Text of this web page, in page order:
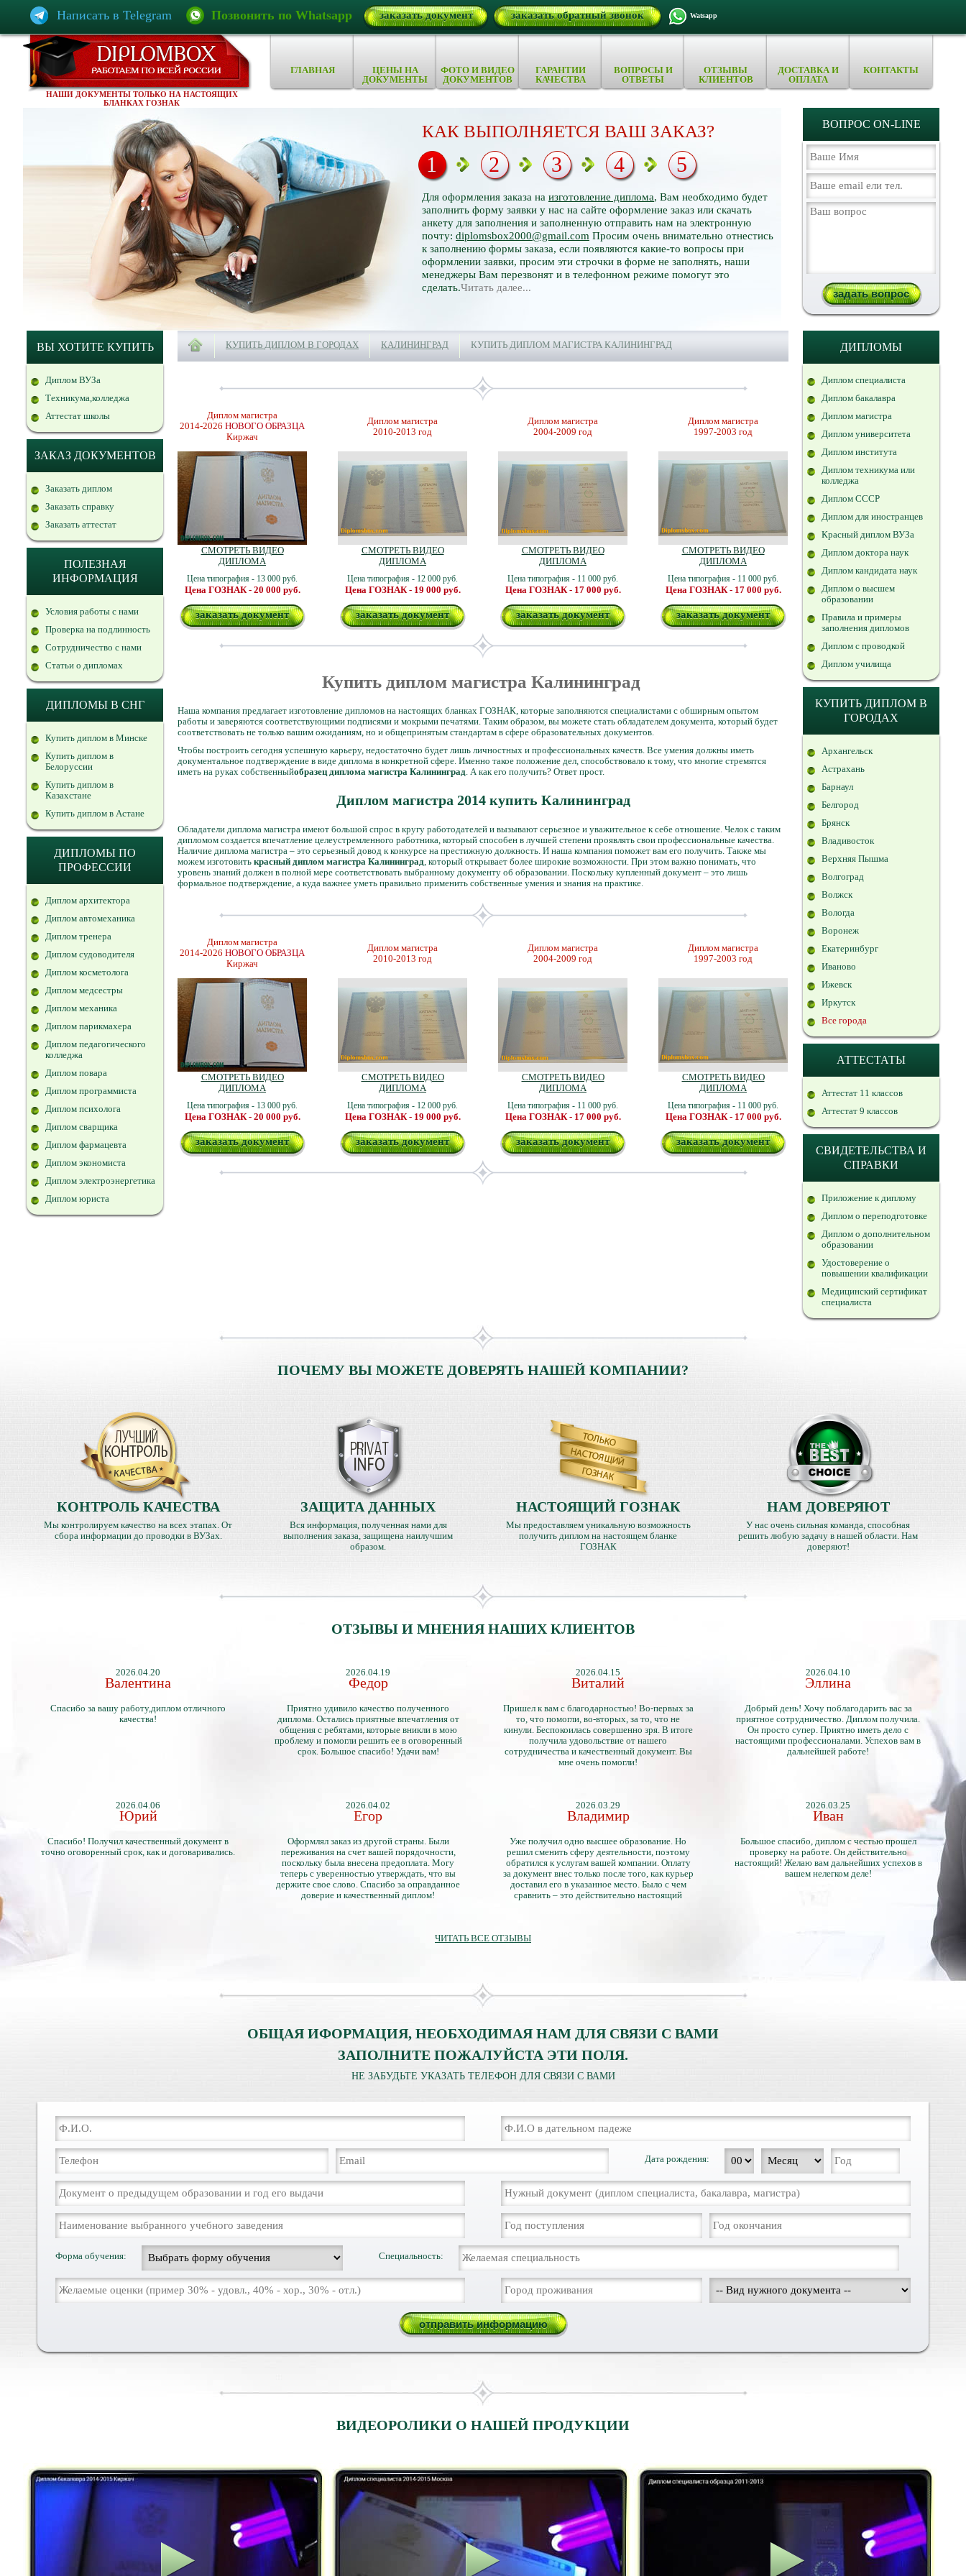
Написать в Telegram Позвонить по Whatsapp заказать документ заказать обратный звонок Watsapp
НАШИ ДОКУМЕНТЫ ТОЛЬКО НА НАСТОЯЩИХ
БЛАНКАХ ГОЗНАК
ГЛАВНАЯ
ЦЕНЫ НА
ДОКУМЕНТЫ
ФОТО И ВИДЕО
ДОКУМЕНТОВ
ГАРАНТИИ
КАЧЕСТВА
ВОПРОСЫ И
ОТВЕТЫ
ОТЗЫВЫ
КЛИЕНТОВ
ДОСТАВКА И
ОПЛАТА
КОНТАКТЫ
КАК ВЫПОЛНЯЕТСЯ ВАШ ЗАКАЗ?
Для оформления заказа на изготовление диплома, Вам необходимо будет
заполнить форму заявки у нас на сайте оформление заказ или скачать
анкету для заполнения и заполненную отправить нам на электронную
почту: diplomsbox2000@gmail.com Просим очень внимательно отнестись
к заполнению формы заказа, если появляются какие-то вопросы при
оформлении заявки, просим эти строчки в форме не заполнять, наши
менеджеры Вам перезвонят и в телефонном режиме помогут это
сделать.Читать далее...
1 2 3 4 5
ВОПРОС ON-LINE
ВЫ ХОТИТЕ КУПИТЬ
Диплом ВУЗа
Техникума,колледжа
Аттестат школы
ЗАКАЗ ДОКУМЕНТОВ
Заказать диплом
Заказать справку
Заказать аттестат
ПОЛЕЗНАЯ
ИНФОРМАЦИЯ
Условия работы с нами
Проверка на подлинность
Сотрудничество с нами
Статьи о дипломах
ДИПЛОМЫ В СНГ
Купить диплом в Минске
Купить диплом в
Белоруссии
Купить диплом в
Казахстане
Купить диплом в Астане
ДИПЛОМЫ ПО
ПРОФЕССИИ
Диплом архитектора
Диплом автомеханика
Диплом тренера
Диплом судоводителя
Диплом косметолога
Диплом медсестры
Диплом механика
Диплом парикмахера
Диплом педагогического
колледжа
Диплом повара
Диплом программиста
Диплом психолога
Диплом сварщика
Диплом фармацевта
Диплом экономиста
Диплом электроэнергетика
Диплом юриста
КУПИТЬ ДИПЛОМ В ГОРОДАХ КАЛИНИНГРАД КУПИТЬ ДИПЛОМ МАГИСТРА КАЛИНИНГРАД
Диплом магистра
2014-2026 НОВОГО ОБРАЗЦА
Киржач
СМОТРЕТЬ ВИДЕО
ДИПЛОМА
Цена типография - 13 000 руб.
Цена ГОЗНАК - 20 000 руб.
заказать документ
Диплом магистра
2010-2013 год
СМОТРЕТЬ ВИДЕО
ДИПЛОМА
Цена типография - 12 000 руб.
Цена ГОЗНАК - 19 000 руб.
заказать документ
Диплом магистра
2004-2009 год
СМОТРЕТЬ ВИДЕО
ДИПЛОМА
Цена типография - 11 000 руб.
Цена ГОЗНАК - 17 000 руб.
заказать документ
Диплом магистра
1997-2003 год
СМОТРЕТЬ ВИДЕО
ДИПЛОМА
Цена типография - 11 000 руб.
Цена ГОЗНАК - 17 000 руб.
заказать документ
Купить диплом магистра Калининград
Наша компания предлагает изготовление дипломов на настоящих бланках ГОЗНАК, которые заполняются специалистами с обширным опытом
работы и заверяются соответствующими подписями и мокрыми печатями. Таким образом, вы можете стать обладателем документа, который будет
соответствовать не только вашим ожиданиям, но и общепринятым стандартам в сфере образовательных документов.
Чтобы построить сегодня успешную карьеру, недостаточно будет лишь личностных и профессиональных качеств. Все умения должны иметь
документальное подтверждение в виде диплома в конкретной сфере. Именно такое положение дел, способствовало к тому, что многие стремятся
иметь на руках собственныйобразец диплома магистра Калининград. А как его получить? Ответ прост.
Диплом магистра 2014 купить Калининград
Обладатели диплома магистра имеют большой спрос в кругу работодателей и вызывают серьезное и уважительное к себе отношение. Челок с таким
дипломом создается впечатление целеустремленного работника, который способен в лучшей степени проявлять свои профессиональные качества.
Наличие диплома магистра – это серьезный довод к конкурсе на престижную должность. И наша компания поможет вам его получить. Также мы
можем изготовить красный диплом магистра Калининград, который открывает более широкие возможности. При этом важно понимать, что
уровень знаний должен в полной мере соответствовать выбранному документу об образовании. Поскольку купленный документ – это лишь
формальное подтверждение, а куда важнее уметь правильно применить собственные умения и знания на практике.
Диплом магистра
2014-2026 НОВОГО ОБРАЗЦА
Киржач
СМОТРЕТЬ ВИДЕО
ДИПЛОМА
Цена типография - 13 000 руб.
Цена ГОЗНАК - 20 000 руб.
заказать документ
Диплом магистра
2010-2013 год
СМОТРЕТЬ ВИДЕО
ДИПЛОМА
Цена типография - 12 000 руб.
Цена ГОЗНАК - 19 000 руб.
заказать документ
Диплом магистра
2004-2009 год
СМОТРЕТЬ ВИДЕО
ДИПЛОМА
Цена типография - 11 000 руб.
Цена ГОЗНАК - 17 000 руб.
заказать документ
Диплом магистра
1997-2003 год
СМОТРЕТЬ ВИДЕО
ДИПЛОМА
Цена типография - 11 000 руб.
Цена ГОЗНАК - 17 000 руб.
заказать документ
ДИПЛОМЫ
Диплом специалиста
Диплом бакалавра
Диплом магистра
Диплом университета
Диплом института
Диплом техникума или
колледжа
Диплом СССР
Диплом для иностранцев
Красный диплом ВУЗа
Диплом доктора наук
Диплом кандидата наук
Диплом о высшем
образовании
Правила и примеры
заполнения дипломов
Диплом с проводкой
Диплом училища
КУПИТЬ ДИПЛОМ В
ГОРОДАХ
Архангельск
Астрахань
Барнаул
Белгород
Брянск
Владивосток
Верхняя Пышма
Волгоград
Волжск
Вологда
Воронеж
Екатеринбург
Иваново
Ижевск
Иркутск
Все города
АТТЕСТАТЫ
Аттестат 11 классов
Аттестат 9 классов
СВИДЕТЕЛЬСТВА И
СПРАВКИ
Приложение к диплому
Диплом о переподготовке
Диплом о дополнительном
образовании
Удостоверение о
повышении квалификации
Медицинский сертификат
специалиста
ПОЧЕМУ ВЫ МОЖЕТЕ ДОВЕРЯТЬ НАШЕЙ КОМПАНИИ?
КОНТРОЛЬ КАЧЕСТВА
Мы контролируем качество на всех этапах. От
сбора информации до проводки в ВУЗах.
ЗАЩИТА ДАННЫХ
Вся информация, полученная нами для
выполнения заказа, защищена наилучшим
образом.
НАСТОЯЩИЙ ГОЗНАК
Мы предоставляем уникальную возможность
получить диплом на настоящем бланке
ГОЗНАК
НАМ ДОВЕРЯЮТ
У нас очень сильная команда, способная
решить любую задачу в нашей области. Нам
доверяют!
ОТЗЫВЫ И МНЕНИЯ НАШИХ КЛИЕНТОВ
2026.04.20
Валентина
Спасибо за вашу работу,диплом отличного
качества!
2026.04.19
Федор
Приятно удивило качество полученного
диплома. Остались приятные впечатления от
общения с ребятами, которые вникли в мою
проблему и помогли решить ее в оговоренный
срок. Большое спасибо! Удачи вам!
2026.04.15
Виталий
Пришел к вам с благодарностью! Во-первых за
то, что помогли, во-вторых, за то, что не
кинули. Беспокоилась совершенно зря. В итоге
получила удовольствие от нашего
сотрудничества и качественный документ. Вы
мне очень помогли!
2026.04.10
Эллина
Добрый день! Хочу поблагодарить вас за
приятное сотрудничество. Диплом получила.
Он просто супер. Приятно иметь дело с
настоящими профессионалами. Успехов вам в
дальнейшей работе!
2026.04.06
Юрий
Спасибо! Получил качественный документ в
точно оговоренный срок, как и договаривались.
2026.04.02
Егор
Оформлял заказ из другой страны. Были
переживания на счет вашей порядочности,
поскольку была внесена предоплата. Могу
теперь с уверенностью утверждать, что вы
держите свое слово. Спасибо за оправданное
доверие и качественный диплом!
2026.03.29
Владимир
Уже получил одно высшее образование. Но
решил сменить сферу деятельности, поэтому
обратился к услугам вашей компании. Оплату
за документ внес только после того, как курьер
доставил его в указанное место. Было с чем
сравнить – это действительно настоящий
2026.03.25
Иван
Большое спасибо, диплом с честью прошел
проверку на работе. Он действительно
настоящий! Желаю вам дальнейших успехов в
вашем нелегком деле!
ЧИТАТЬ ВСЕ ОТЗЫВЫ
ОБЩАЯ ИФОРМАЦИЯ, НЕОБХОДИМАЯ НАМ ДЛЯ СВЯЗИ С ВАМИ
ЗАПОЛНИТЕ ПОЖАЛУЙСТА ЭТИ ПОЛЯ.
НЕ ЗАБУДЬТЕ УКАЗАТЬ ТЕЛЕФОН ДЛЯ СВЯЗИ С ВАМИ
Дата рождения:
Форма обучения: Специальность:
ВИДЕОРОЛИКИ О НАШЕЙ ПРОДУКЦИИ